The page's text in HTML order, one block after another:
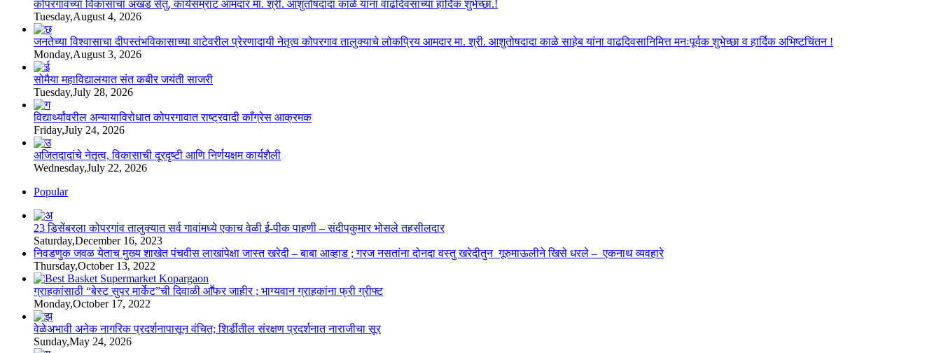
कोपरगावच्या विकासाचा अखंड सेतु, कार्यसम्राट आमदार मा. श्री. आशुतोषदादा काळे यांना वाढदिवसाच्या हार्दिक शुभेच्छा.!
Tuesday,August 4, 2026
जनतेच्या विश्वासाचा दीपस्तंभविकासाच्या वाटेवरील प्रेरणादायी नेतृत्व कोपरगाव तालुक्याचे लोकप्रिय आमदार मा. श्री. आशुतोषदादा काळे साहेब यांना वाढदिवसानिमित्त मनःपूर्वक शुभेच्छा व हार्दिक अभिष्टचिंतन !
Monday,August 3, 2026
सोमैया महाविद्यालयात संत कबीर जयंती साजरी
Tuesday,July 28, 2026
विद्यार्थ्यांवरील अन्यायाविरोधात कोपरगावात राष्ट्रवादी काँग्रेस आक्रमक
Friday,July 24, 2026
अजितदादांचे नेतृत्व, विकासाची दूरदृष्टी आणि निर्णयक्षम कार्यशैली
Wednesday,July 22, 2026
Popular
23 डिसेंबरला कोपरगांव तालुक्‍यात सर्व गावांमध्ये एकाच वेळी ई-पीक पाहणी – संदीपकुमार भोसले तहसीलदार
Saturday,December 16, 2023
निवडणुक जवळ येताच मुख्य शाखेत पंचवीस लाखांपेक्षा जास्त खरेदी – बाबा आव्हाड ; गरज नसतांना दोनदा वस्तु खरेदीतुन गूरुमाऊलीने खिसे धरले – एकनाथ व्यवहारे
Thursday,October 13, 2022
ग्राहकांसाठी “बेस्ट सुपर मार्केट”ची दिवाळी आॕफर जाहीर ; भाग्यवान ग्राहकांना फ्री ग्रीफ्ट
Monday,October 17, 2022
वेळेअभावी अनेक नागरिक प्रदर्शनापासून वंचित; शिर्डीतील संरक्षण प्रदर्शनात नाराजीचा सूर
Sunday,May 24, 2026